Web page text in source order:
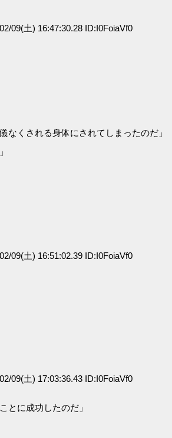
09(土) 16:47:30.28 ID:I0FoiaVf0
くされる身体にされてしまったのだ」
09(土) 16:51:02.39 ID:I0FoiaVf0
09(土) 17:03:36.43 ID:I0FoiaVf0
とに成功したのだ」